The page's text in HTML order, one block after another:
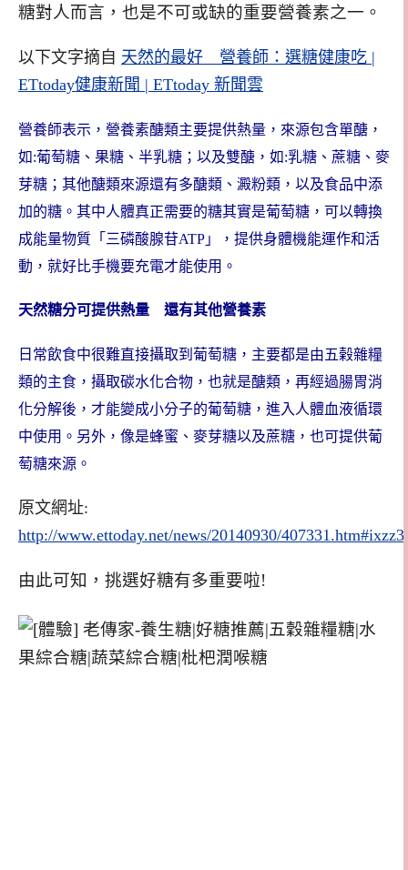
糖對人而言，也是不可或缺的重要營養素之一。
以下文字摘自 天然的最好 營養師：選糖健康吃 |
ETtoday健康新聞 | ETtoday 新聞雲
營養師表示，營養素醣類主要提供熱量，來源包含單醣，
如:葡萄糖、果糖、半乳糖；以及雙醣，如:乳糖、蔗糖、麥
芽糖；其他醣類來源還有多醣類、澱粉類，以及食品中添
加的糖。其中人體真正需要的糖其實是葡萄糖，可以轉換
成能量物質「三磷酸腺苷ATP」，提供身體機能運作和活
動，就好比手機要充電才能使用。
天然糖分可提供熱量 還有其他營養素
日常飲食中很難直接攝取到葡萄糖，主要都是由五榖雜糧
類的主食，攝取碳水化合物，也就是醣類，再經過腸胃消
化分解後，才能變成小分子的葡萄糖，進入人體血液循環
中使用。另外，像是蜂蜜、麥芽糖以及蔗糖，也可提供葡
萄糖來源。
原文網址:
http://www.ettoday.net/news/20140930/
由此可知，挑選好糖有多重要啦!